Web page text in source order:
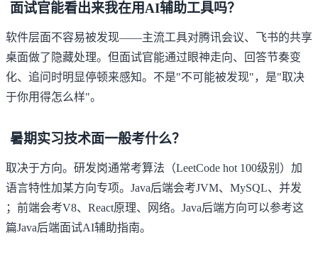
面试官能看出来我在用AI辅助工具吗？
软件层面不容易被发现——主流工具对腾讯会议、飞书的共享
桌面做了隐藏处理。但面试官能通过眼神走向、回答节奏变
化、追问时明显停顿来感知。不是"不可能被发现"，是"取决
于你用得怎么样"。
暑期实习技术面一般考什么？
取决于方向。研发岗通常考算法（LeetCode hot 100级别）加
语言特性加某方向专项。Java后端会考JVM、MySQL、并发
；前端会考V8、React原理、网络。Java后端方向可以参考这
篇Java后端面试AI辅助指南。